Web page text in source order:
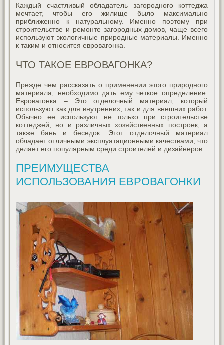
Каждый счастливый обладатель загородного коттеджа
мечтает, чтобы его жилище было максимально
приближенно к натуральному. Именно поэтому при
строительстве и ремонте загородных домов, чаще всего
используют экологичные природные материалы. Именно
к таким и относится евровагонка.
ЧТО ТАКОЕ ЕВРОВАГОНКА?
Прежде чем рассказать о применении этого природного
материала, необходимо дать ему четкое определение.
Евровагонка – Это отделочный материал, который
используют как для внутренних, так и для внешних работ.
Обычно ее используют не только при строительстве
коттеджей, но и различных хозяйственных построек, а
также бань и беседок. Этот отделочный материал
обладает отличными эксплуатационными качествами, что
делает его популярным среди строителей и дизайнеров.
ПРЕИМУЩЕСТВА
ИСПОЛЬЗОВАНИЯ ЕВРОВАГОНКИ